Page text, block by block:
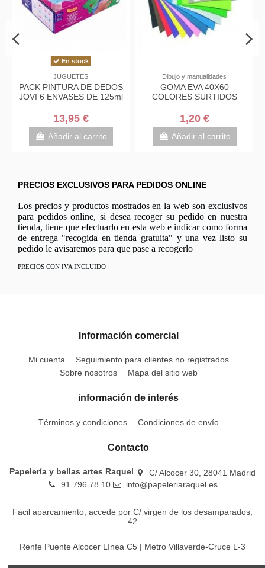
Dibujo y manualidades
CERAS MANLEY 6,10,15 O
24 COLORES
Desde1,75 €
Añadir al carrito
Escribir y corregir
SACAPUNTAS METALICO
UN AGUJERO
1,00 €
Añadir al carrito
PRECIOS EXCLUSIVOS PARA PEDIDOS ONLINE
Los precios y productos mostrados en la web son exclusivos
para pedidos online, si desea recoger su pedido en nuestra
tienda, tiene que efectuarlo en esta web e indicar como forma
de entrega "recogida en tienda gratuita" y una vez listo su
pedido le avisaremos para que pase a recogerlo
PRECIOS CON IVA INCLUIDO
Información comercial
Mi cuenta
Seguimiento para clientes no registrados
Sobre nosotros
Mapa del sitio web
información de interés
Términos y condiciones Condiciones de envío
Contacto
Papelería y bellas artes Raquel
C/ Alcocer 30, 28041 Madrid
91 796 78 10
info@papeleriaraquel.es
Fácil aparcamiento, accede por C/ virgen de los desamparados,
42
Renfe Puente Alcocer Línea C5 | Metro Villaverde-Cruce L-3